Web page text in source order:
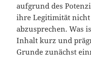
aufgrund des
ihre Legitimität
abzusprechen. Was
Inhalt kurz und
Grunde zunächst